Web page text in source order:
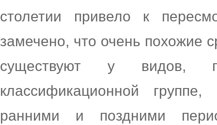
столетии привело к
замечено, что очень похожие
существуют у видов,
классификационной
ранними и поздними